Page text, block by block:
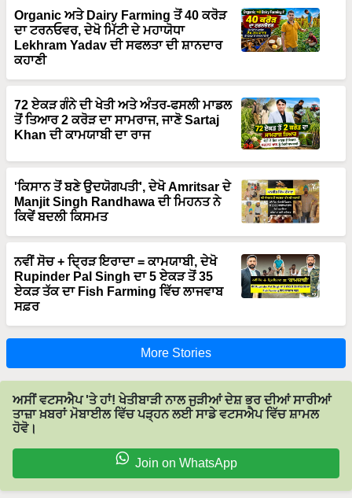
Organic ਅਤੇ Dairy Farming ਤੋਂ 40 ਕਰੋੜ
ਦਾ ਟਰਨਓਵਰ, ਦੇਖੋ ਮਿੱਟੀ ਦੇ ਮਹਾਯੋਧਾ
Lekhram Yadav ਦੀ ਸਫਲਤਾ ਦੀ ਸ਼ਾਨਦਾਰ
ਕਹਾਣੀ
72 ਏਕੜ ਗੰਨੇ ਦੀ ਖੇਤੀ ਅਤੇ ਅੰਤਰ-ਫਸਲੀ ਮਾਡਲ
ਤੋਂ ਤਿਆਰ 2 ਕਰੋੜ ਦਾ ਸਾਮਰਾਜ, ਜਾਣੋ Sartaj
Khan ਦੀ ਕਾਮਯਾਬੀ ਦਾ ਰਾਜ
'ਕਿਸਾਨ ਤੋਂ ਬਣੇ ਉਦਯੋਗਪਤੀ', ਦੇਖੋ Amritsar ਦੇ
Manjit Singh Randhawa ਦੀ ਮਿਹਨਤ ਨੇ
ਕਿਵੇਂ ਬਦਲੀ ਕਿਸਮਤ
ਨਵੀਂ ਸੋਚ + ਦ੍ਰਿੜ ਇਰਾਦਾ = ਕਾਮਯਾਬੀ, ਦੇਖੋ
Rupinder Pal Singh ਦਾ 5 ਏਕੜ ਤੋਂ 35
ਏਕੜ ਤੱਕ ਦਾ Fish Farming ਵਿੱਚ ਲਾਜਵਾਬ
ਸਫ਼ਰ
More Stories
ਅਸੀਂ ਵਟਸਐਪ 'ਤੇ ਹਾਂ! ਖੇਤੀਬਾੜੀ ਨਾਲ ਜੁੜੀਆਂ ਦੇਸ਼ ਭਰ ਦੀਆਂ ਸਾਰੀਆਂ
ਤਾਜ਼ਾ ਖ਼ਬਰਾਂ ਮੋਬਾਈਲ ਵਿੱਚ ਪੜ੍ਹਨ ਲਈ ਸਾਡੇ ਵਟਸਐਪ ਵਿੱਚ ਸ਼ਾਮਲ
ਹੋਵੋ।
Join on WhatsApp